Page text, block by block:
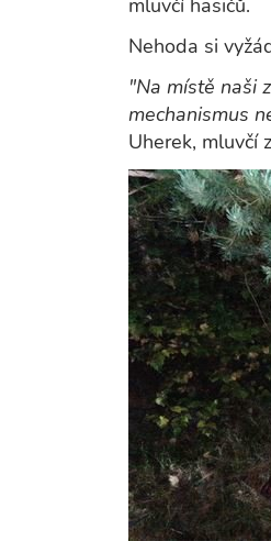
mluvčí hasičů.
Nehoda si
"Na místě naši
mechanismus
Uherek, mluvčí